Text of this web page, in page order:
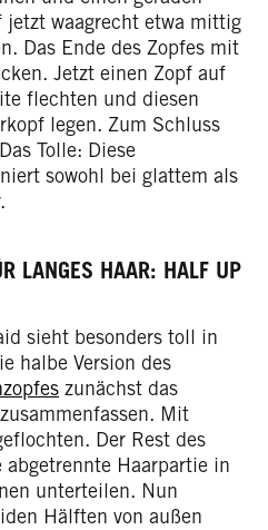
waagrecht etwa mittig
Das Ende des Zopfes mit
Jetzt einen Zopf auf
flechten und diesen
legen. Zum Schluss
Tolle: Diese
sowohl bei glattem als
LANGES HAAR: HALF UP
sieht besonders toll in
halbe Version des
zunächst das
Mit
Der Rest des
Haarpartie in
unterteilen. Nun
Hälften von außen